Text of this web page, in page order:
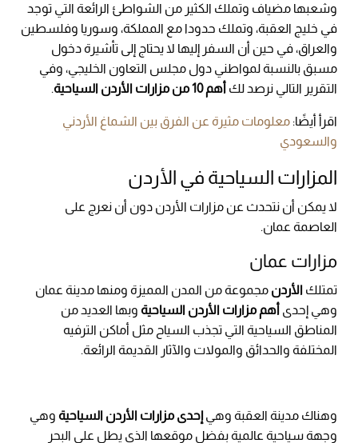
وشعبها مضياف وتملك الكثير من الشواطئ الرائعة التي توجد
في خليج العقبة، وتملك حدودا مع المملكة، وسوريا وفلسطين
والعراق، في حين أن السفر إليها لا يحتاج إلى تأشيرة دخول
مسبق بالنسبة لمواطني دول مجلس التعاون الخليجي، وفي
التقرير التالي نرصد لك أهم 10 من مزارات الأردن السياحية .
اقرأ أيضًا: معلومات مثيرة عن الفرق بين الشماغ الأردني
والسعودي
المزارات السياحية في الأردن
لا يمكن أن نتحدث عن مزارات الأردن دون أن نعرج على
العاصمة عمان.
مزارات عمان
تمتلك الأردن مجموعة من المدن المميزة ومنها مدينة عمان
وهي إحدى أهم مزارات الأردن السياحية وبها العديد من
المناطق السياحية التي تجذب السياح مثل أماكن الترفيه
المختلفة والحدائق والمولات والآثار القديمة الرائعة.
وهناك مدينة العقبة وهي إحدى مزارات الأردن السياحية وهي
وجهة سياحية عالمية بفضل موقعها الذي يطل على البحر